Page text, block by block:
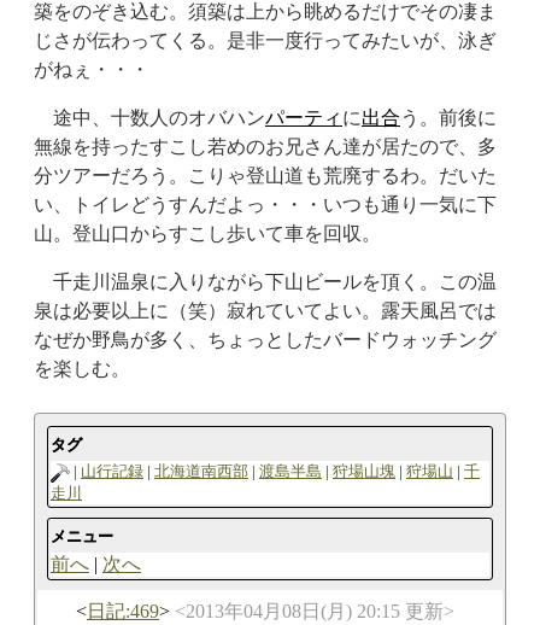
築をのぞき込む。須築は上から眺めるだけでその凄ま
じさが伝わってくる。是非一度行ってみたいが、泳ぎ
がねぇ・・・
途中、十数人のオバハンパーティ に出合 う。前後に
無線を持ったすこし若めのお兄さん達が居たので、多
分ツアーだろう。こりゃ登山道も荒廃するわ。だいた
い、トイレどうすんだよっ・・・いつも通り一気に下
山。登山口からすこし歩いて車を回収。
千走川温泉に入りながら下山ビールを頂く。この温
泉は必要以上に（笑）寂れていてよい。露天風呂では
なぜか野鳥が多く、ちょっとしたバードウォッチング
を楽しむ。
タグ
山行記録 北海道南西部 渡島半島 狩場山塊 狩場山
千
走川
メニュー
前へ 次へ
日記:469
2013年04月08日(月) 20:15 更新